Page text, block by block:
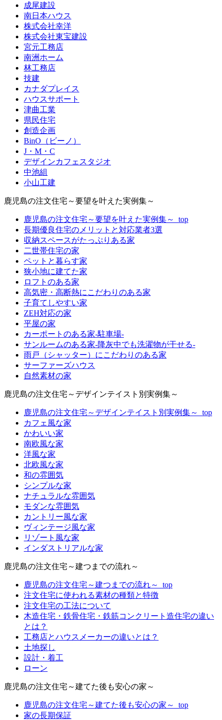
成尾建設
南日本ハウス
株式会社幸洋
株式会社東宝建設
宮元工務店
南洲ホーム
林工務店
技建
カナダプレイス
ハウスサポート
津曲工業
県民住宅
創造企画
BinO（ビーノ）
J・M・C
デザインカフェスタジオ
中池組
小山工建
鹿児島の注文住宅～要望を叶えた実例集～
鹿児島の注文住宅～要望を叶えた実例集～_top
長期優良住宅のメリットと対応業者3選
収納スペースがたっぷりある家
二世帯住宅の家
ペットと暮らす家
狭小地に建てた家
ロフトのある家
高気密・高断熱にこだわりのある家
子育てしやすい家
ZEH対応の家
平屋の家
カーポートのある家-駐車場-
サンルームのある家-降灰中でも洗濯物が干せる-
雨戸（シャッター）にこだわりのある家
サーファーズハウス
自然素材の家
鹿児島の注文住宅～デザインテイスト別実例集～
鹿児島の注文住宅～デザインテイスト別実例集～_top
カフェ風な家
かわいい家
南欧風な家
洋風な家
北欧風な家
和の雰囲気
シンプルな家
ナチュラルな雰囲気
モダンな雰囲気
カントリー風な家
ヴィンテージ風な家
リゾート風な家
インダストリアルな家
鹿児島の注文住宅～建つまでの流れ～
鹿児島の注文住宅～建つまでの流れ～_top
注文住宅に使われる素材の種類と特徴
注文住宅の工法について
木造住宅・鉄骨住宅・鉄筋コンクリート造住宅の違い
とは？
工務店とハウスメーカーの違いとは？
土地探し
設計・着工
ローン
鹿児島の注文住宅～建てた後も安心の家～
鹿児島の注文住宅～建てた後も安心の家～_top
家の長期保証